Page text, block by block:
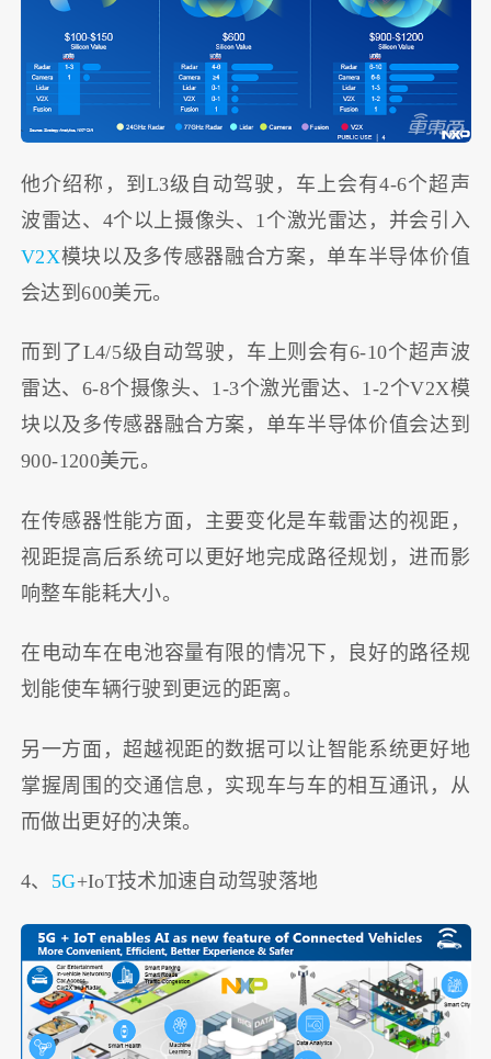
他介绍称，到L3级自动驾驶，车上会有4-6个超声
波雷达、4个以上摄像头、1个激光雷达，并会引入
V2X模块以及多传感器融合方案，单车半导体价值
会达到600美元。
而到了L4/5级自动驾驶，车上则会有6-10个超声波
雷达、6-8个摄像头、1-3个激光雷达、1-2个V2X模
块以及多传感器融合方案，单车半导体价值会达到
900-1200美元。
在传感器性能方面，主要变化是车载雷达的视距，
视距提高后系统可以更好地完成路径规划，进而影
响整车能耗大小。
在电动车在电池容量有限的情况下，良好的路径规
划能使车辆行驶到更远的距离。
另一方面，超越视距的数据可以让智能系统更好地
掌握周围的交通信息，实现车与车的相互通讯，从
而做出更好的决策。
4、 5G+IoT技术加速自动驾驶落地